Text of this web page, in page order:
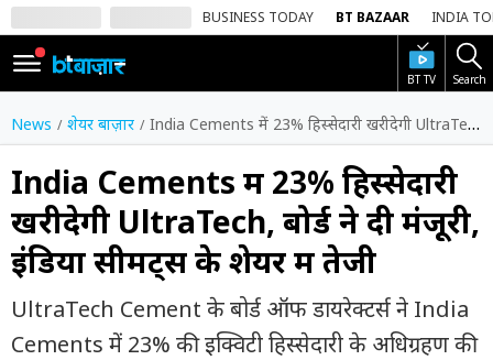
BUSINESS TODAY BT BAZAAR INDIA
BT TV Search
SIGN
IN
Dark
Mode
होम
शेयर
बाज़ार
वीडियो
News शेयर बाज़ार India Cements में 23% हिस्सेदारी खरीदेगी UltraTech, बोर्ड ने दी मंजूरी, इंडिया सीमेंट्स के शेयर में तेजी
India Cements में 23% हिस्सेदारी
खरीदेगी UltraTech, बोर्ड ने दी मंजूरी,
इंडिया सीमेंट्स के शेयर में तेजी
UltraTech Cement के बोर्ड ऑफ डायरेक्टर्स ने India
Cements में 23% की इक्विटी हिस्सेदारी के अधिग्रहण की